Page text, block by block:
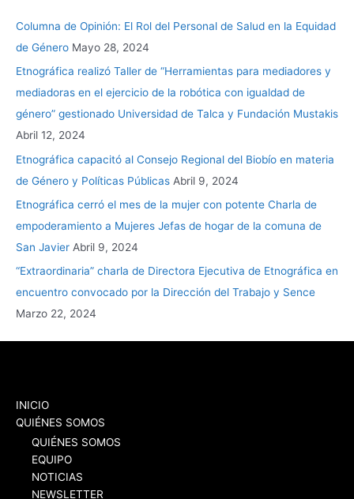
Columna de Opinión: El Rol del Personal de Salud en la Equidad
de Género Mayo 28, 2024
Etnográfica realizó Taller de “Herramientas para mediadores y
mediadoras en el ejercicio de la robótica con igualdad de
género” gestionado Universidad de Talca y Fundación Mustakis
Abril 12, 2024
Etnográfica capacitó al Consejo Regional del Biobío en materia
de Género y Políticas Públicas Abril 9, 2024
Etnográfica cerró el mes de la mujer con potente Charla de
empoderamiento a Mujeres Jefas de hogar de la comuna de
San Javier Abril 9, 2024
“Extraordinaria” charla de Directora Ejecutiva de Etnográfica en
encuentro convocado por la Dirección del Trabajo y Sence
Marzo 22, 2024
INICIO
QUIÉNES SOMOS
QUIÉNES SOMOS
EQUIPO
NOTICIAS
NEWSLETTER